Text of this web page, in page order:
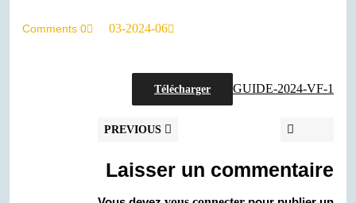
03-2024-06
03-
0 Comments
GUIDE-2024-VF-1
Télécharger
Navigation
l’article
Laisser un commentaire